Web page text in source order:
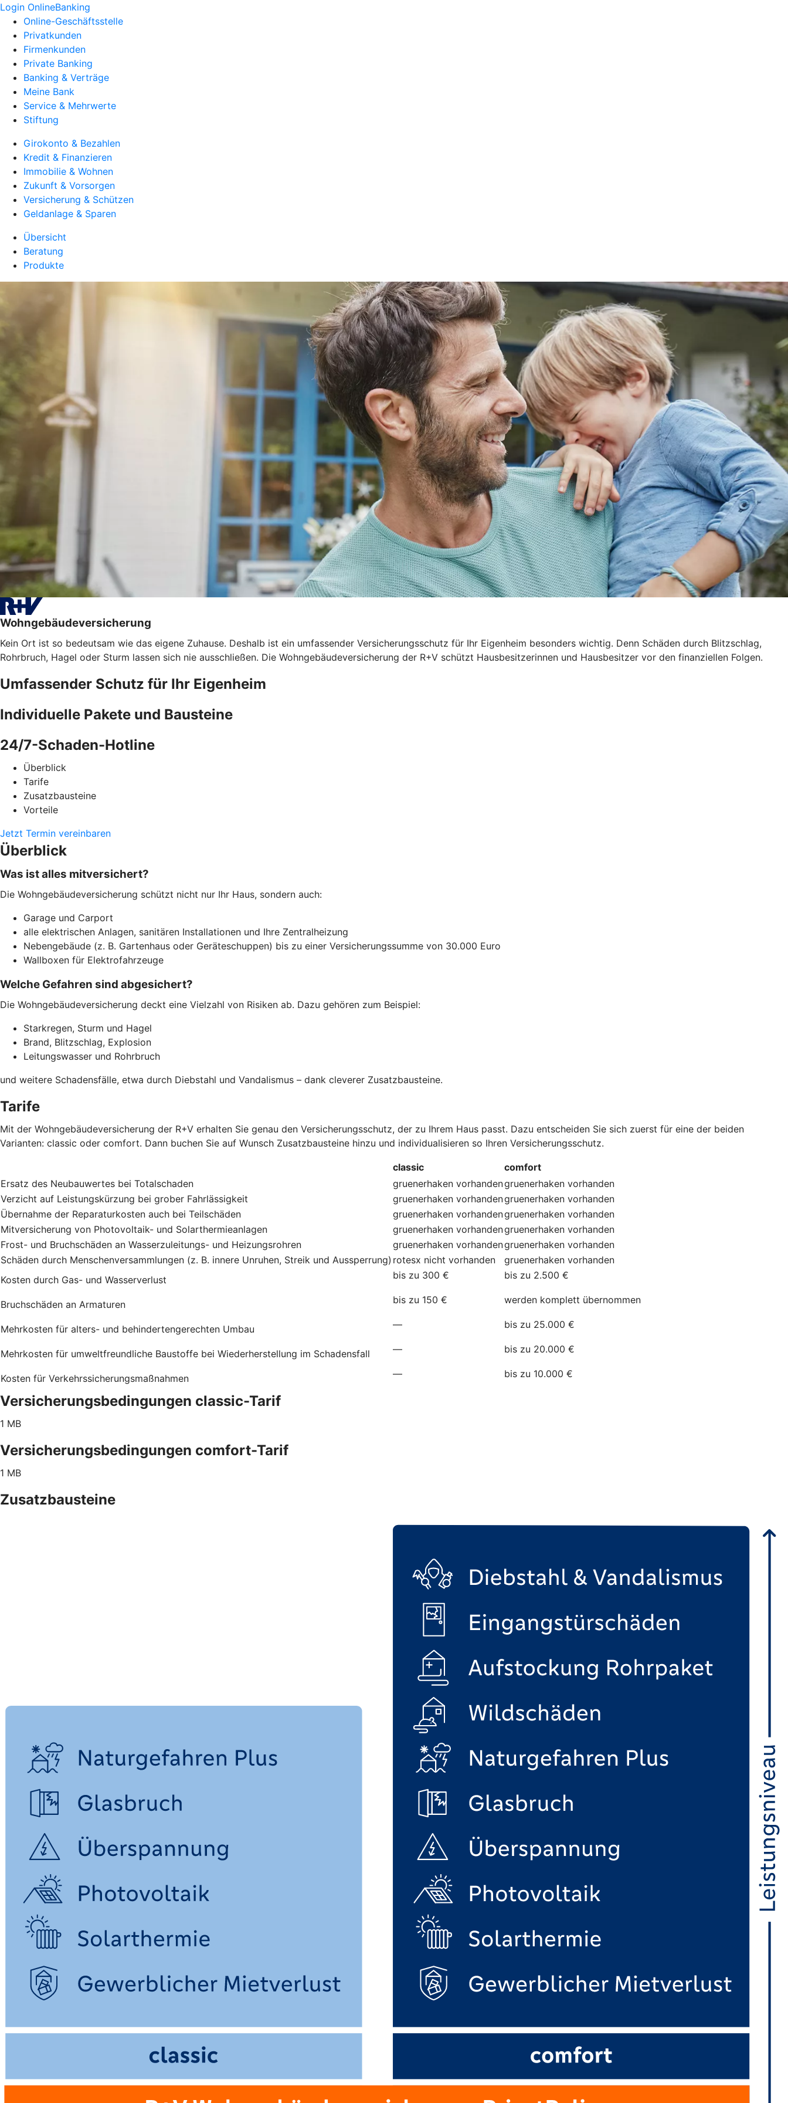
Login OnlineBanking
Online-Geschäftsstelle
Privatkunden
Firmenkunden
Private Banking
Banking & Verträge
Meine Bank
Service & Mehrwerte
Stiftung
Girokonto & Bezahlen
Kredit & Finanzieren
Immobilie & Wohnen
Zukunft & Vorsorgen
Versicherung & Schützen
Geldanlage & Sparen
Übersicht
Beratung
Produkte
Wohngebäudeversicherung
Kein Ort ist so bedeutsam wie das eigene Zuhause. Deshalb ist ein umfassender Versicherungsschutz für Ihr Eigenheim besonders wichtig. Denn Schäden durch Blitzschlag,
Rohrbruch, Hagel oder Sturm lassen sich nie ausschließen. Die Wohngebäudeversicherung der R+V schützt Hausbesitzerinnen und Hausbesitzer vor den finanziellen Folgen.
Umfassender Schutz für Ihr Eigenheim
Individuelle Pakete und Bausteine
24/7-Schaden-Hotline
Überblick
Tarife
Zusatzbausteine
Vorteile
Jetzt Termin vereinbaren
Überblick
Was ist alles mitversichert?
Die Wohngebäudeversicherung schützt nicht nur Ihr Haus, sondern auch:
Garage und Carport
alle elektrischen Anlagen, sanitären Installationen und Ihre Zentralheizung
Nebengebäude (z. B. Gartenhaus oder Geräteschuppen) bis zu einer Versicherungssumme von 30.000 Euro
Wallboxen für Elektrofahrzeuge
Welche Gefahren sind abgesichert?
Die Wohngebäudeversicherung deckt eine Vielzahl von Risiken ab. Dazu gehören zum Beispiel:
Starkregen, Sturm und Hagel
Brand, Blitzschlag, Explosion
Leitungswasser und Rohrbruch
und weitere Schadensfälle, etwa durch Diebstahl und Vandalismus – dank cleverer Zusatzbausteine.
Tarife
Mit der Wohngebäudeversicherung der R+V erhalten Sie genau den Versicherungsschutz, der zu Ihrem Haus passt. Dazu entscheiden Sie sich zuerst für eine der beiden
Varianten: classic oder comfort. Dann buchen Sie auf Wunsch Zusatzbausteine hinzu und individualisieren so Ihren Versicherungsschutz.
classic
comfort
Ersatz des Neubauwertes bei Totalschaden
gruenerhaken vorhandengruenerhaken vorhanden
Verzicht auf Leistungskürzung bei grober Fahrlässigkeit
gruenerhaken vorhandengruenerhaken vorhanden
Übernahme der Reparaturkosten auch bei Teilschäden
gruenerhaken vorhandengruenerhaken vorhanden
Mitversicherung von Photovoltaik- und Solarthermieanlagen
gruenerhaken vorhandengruenerhaken vorhanden
Frost- und Bruchschäden an Wasserzuleitungs- und Heizungsrohren
gruenerhaken vorhandengruenerhaken vorhanden
Schäden durch Menschenversammlungen (z. B. innere Unruhen, Streik und Aussperrung) rotesx nicht vorhanden gruenerhaken vorhanden
Kosten durch Gas- und Wasserverlust
bis zu 300 € bis zu 2.500 €
Bruchschäden an Armaturen bis zu 150 € werden komplett übernommen
Mehrkosten für alters- und behindertengerechten Umbau — bis zu 25.000 €
Mehrkosten für umweltfreundliche Baustoffe bei Wiederherstellung im Schadensfall — bis zu 20.000 €
Kosten für Verkehrssicherungsmaßnahmen — bis zu 10.000 €
Versicherungsbedingungen classic-Tarif
1 MB
Versicherungsbedingungen comfort-Tarif
1 MB
Zusatzbausteine